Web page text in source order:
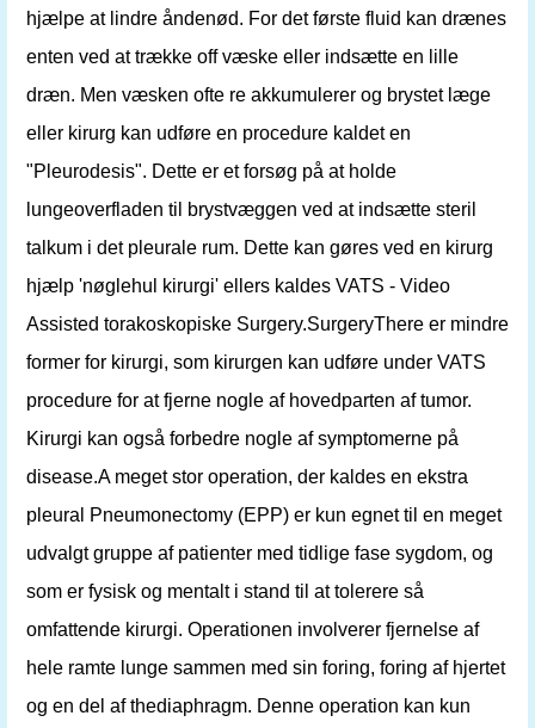
hjælpe at lindre åndenød. For det første fluid kan drænes
enten ved at trække off væske eller indsætte en lille
dræn. Men væsken ofte re akkumulerer og brystet læge
eller kirurg kan udføre en procedure kaldet en
"Pleurodesis". Dette er et forsøg på at holde
lungeoverfladen til brystvæggen ved at indsætte steril
talkum i det pleurale rum. Dette kan gøres ved en kirurg
hjælp 'nøglehul kirurgi' ellers kaldes VATS - Video
Assisted torakoskopiske Surgery.SurgeryThere er mindre
former for kirurgi, som kirurgen kan udføre under VATS
procedure for at fjerne nogle af hovedparten af ​​tumor.
Kirurgi kan også forbedre nogle af symptomerne på
disease.A meget stor operation, der kaldes en ekstra
pleural Pneumonectomy (EPP) er kun egnet til en meget
udvalgt gruppe af patienter med tidlige fase sygdom, og
som er fysisk og mentalt i stand til at tolerere så
omfattende kirurgi. Operationen involverer fjernelse af
hele ramte lunge sammen med sin foring, foring af hjertet
og en del af thediaphragm. Denne operation kan kun